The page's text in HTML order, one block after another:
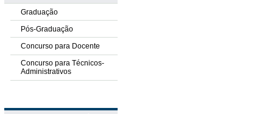
Graduação
Pós-Graduação
Concurso para Docente
Concurso para Técnicos-
Administrativos